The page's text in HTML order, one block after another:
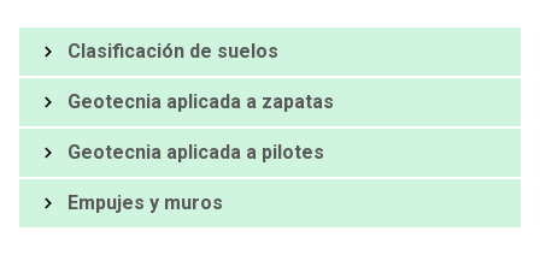
Clasificación de suelos
Geotecnia aplicada a zapatas
Geotecnia aplicada a pilotes
Empujes y muros